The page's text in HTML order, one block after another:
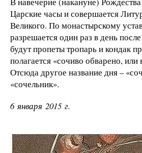
Царские часы и совершается
Великого. По монастырскому
разрешается один раз в день
будут пропеты тропарь и кондак
полагается «сочиво обварено,
Отсюда другое название дня –
«сочельник».
6 января 2015 г.